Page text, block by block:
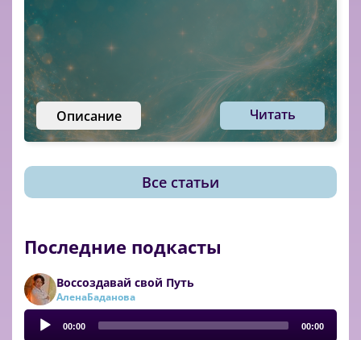
Описание Читать
Все статьи
Последние подкасты
Воссоздавай свой Путь
АленаБаданова
Audio
Player
00:00 00:00